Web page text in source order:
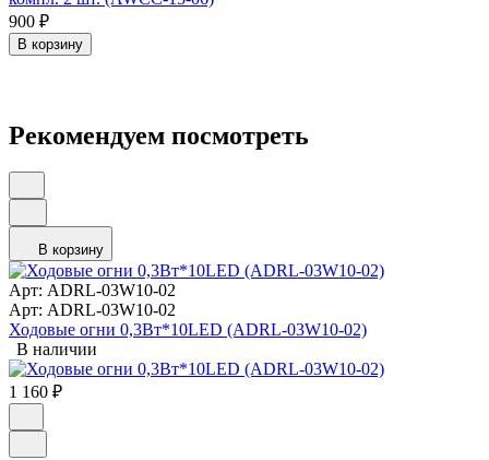
900 ₽
В корзину
Рекомендуем посмотреть
В корзину
Арт: ADRL-03W10-02
Арт: ADRL-03W10-02
Ходовые огни 0,3Вт*10LED (ADRL-03W10-02)
В наличии
1 160 ₽